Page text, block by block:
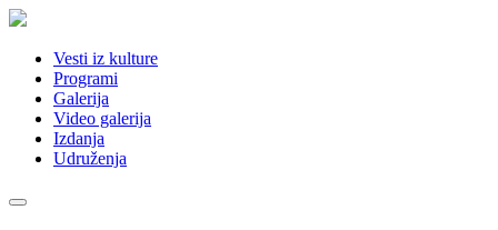
Vesti iz kulture
Programi
Galerija
Video galerija
Izdanja
Udruženja